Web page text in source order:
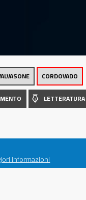
CORDOVADO
LETTERATURA
informazioni